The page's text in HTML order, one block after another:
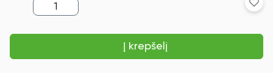
produkto
kiekis:
popierius
A3,
Į krepšelį